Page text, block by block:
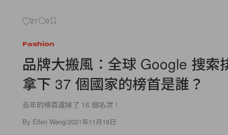
21 0
Fashion
品牌大搬風：全球 Google 搜索
拿下 37 個國家的榜首是誰？
去年的榜首還掉了 16 個名次！
By Ellen Wang/2021年11月18日